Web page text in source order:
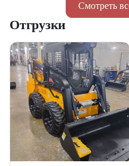
Смотреть
Отгрузки